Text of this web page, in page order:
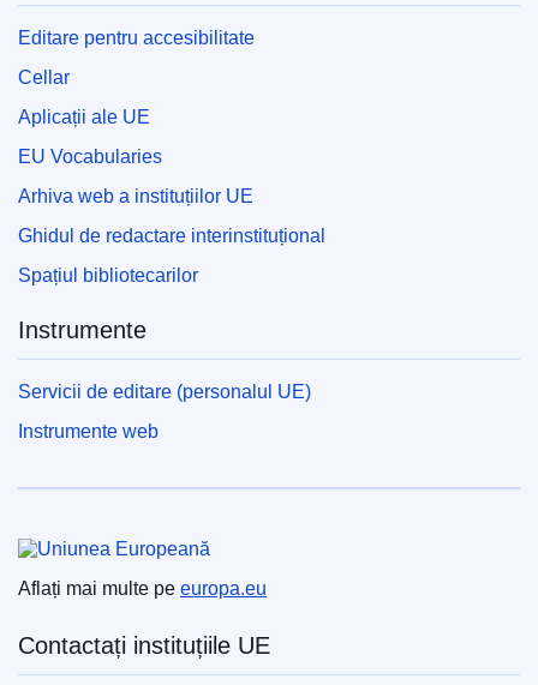
Editare pentru accesibilitate
Cellar
Aplicații ale UE
EU Vocabularies
Arhiva web a instituțiilor UE
Ghidul de redactare interinstituțional
Spațiul bibliotecarilor
Instrumente
Servicii de editare (personalul UE)
Instrumente web
Uniunea Europeană
Aflați mai multe pe europa.eu
Contactați instituțiile UE